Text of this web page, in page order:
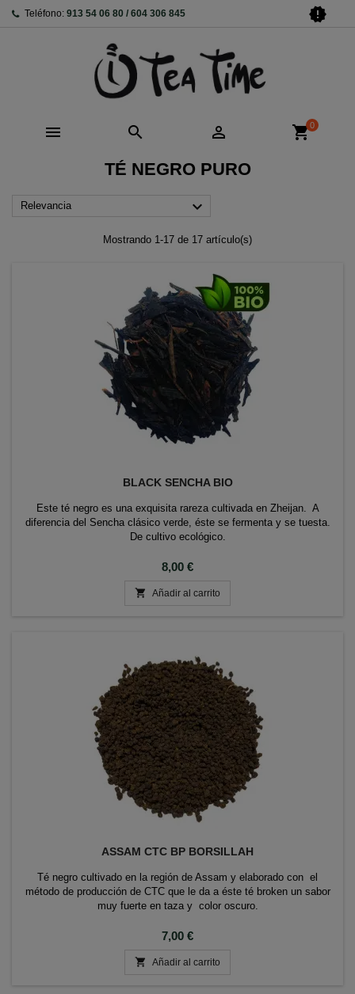
Teléfono: 913 54 06 80 / 604 306 845 new_releases
   shopping_cart0
TÉ NEGRO PURO
Relevancia 
Mostrando 1-17 de 17 artículo(s)
BLACK SENCHA BIO
Este té negro es una exquisita rareza cultivada en Zheijan. A
diferencia del Sencha clásico verde, éste se fermenta y se tuesta.
De cultivo ecológico.
Precio
8,00 €
 Añadir al carrito
ASSAM CTC BP BORSILLAH
Té negro cultivado en la región de Assam y elaborado con el
método de producción de CTC que le da a éste té broken un sabor
muy fuerte en taza y color oscuro.
Precio
7,00 €
 Añadir al carrito